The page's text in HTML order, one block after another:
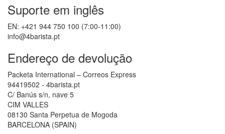
Suporte em inglês
EN: +421 944 750 100 (7:00-11:00)
info@4barista.pt
Endereço de devolução
Packeta International – Correos Express
94419502 - 4barista.pt
C/ Banús s/n, nave 5
CIM VALLES
08130 Santa Perpetua de Mogoda
BARCELONA (SPAIN)